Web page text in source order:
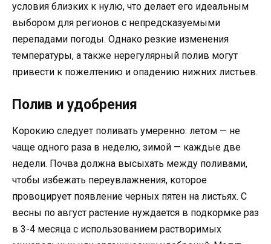
условия близких к нулю, что делает его идеальным
выбором для регионов с непредсказуемыми
перепадами погоды. Однако резкие изменения
температуры, а также нерегулярный полив могут
привести к пожелтению и опадению нижних листьев.
Полив и удобрения
Корокию следует поливать умеренно: летом — не
чаще одного раза в неделю, зимой — каждые две
недели. Почва должна высыхать между поливами,
чтобы избежать переувлажнения, которое
провоцирует появление черных пятен на листьях. С
весны по август растение нуждается в подкормке раз
в 3-4 месяца с использованием растворимых